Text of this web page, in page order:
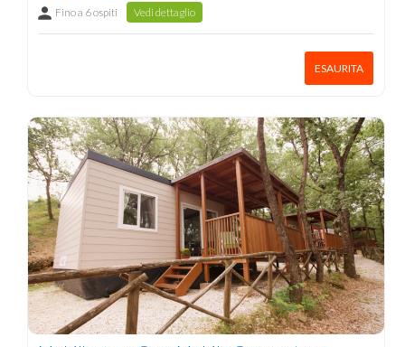
Fino a 6 ospiti Vedi dettaglio
ESAURITA